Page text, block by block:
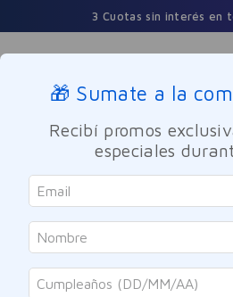
3 Cuotas sin interés en
Buscar
🎁 Sumate a la
Recibí promos
especiales